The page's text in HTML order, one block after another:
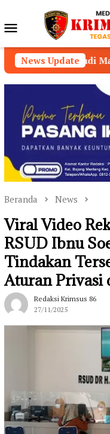
konten Menu
Mobile
News Update
Ojol Didorong
Beranda News
Viral Video
RSUD Ibnu
Tindakan
Aturan Privasi
Redaksi Krimsus 86
27/11/2025